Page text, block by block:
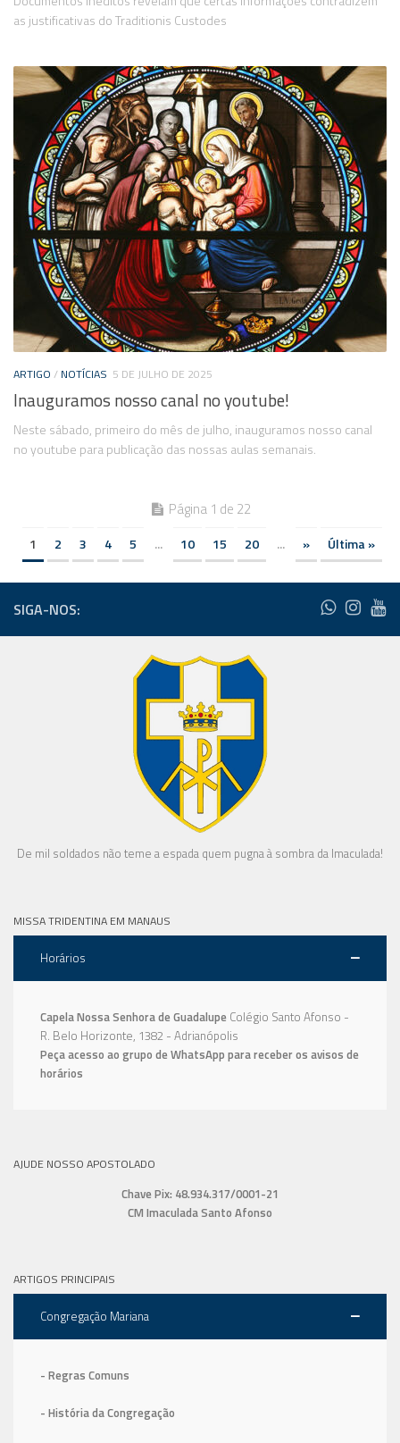
as justificativas do Traditionis Custodes
ARTIGO / NOTÍCIAS 5 DE JULHO DE 2025
Inauguramos nosso canal no youtube!
Neste sábado, primeiro do mês de julho, inauguramos nosso canal
no youtube para publicação das nossas aulas semanais.
Página 1 de 22
1 2 3 4 5 ... 10 15 20 ... » Última »
SIGA-NOS:
De mil soldados não teme a espada quem pugna à sombra da Imaculada!
MISSA TRIDENTINA EM MANAUS
Horários
Capela Nossa Senhora de Guadalupe Colégio Santo Afonso -
R. Belo Horizonte, 1382 - Adrianópolis
Peça acesso ao grupo de WhatsApp para receber os avisos de
horários
AJUDE NOSSO APOSTOLADO
Chave Pix: 48.934.317/0001-21
CM Imaculada Santo Afonso
ARTIGOS PRINCIPAIS
Congregação Mariana
- Regras Comuns
- História da Congregação